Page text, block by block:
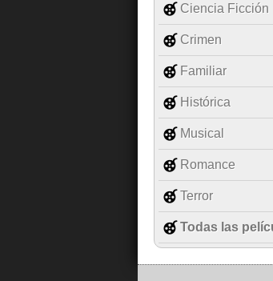
Ciencia Ficción
Crimen
Familiar
Histórica
Musical
Romance
Terror
Todas las